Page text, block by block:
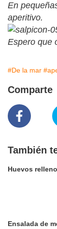
En
aperitivo.
Espero que
#De la mar
Comparte
También
Huevos
Ensalada de